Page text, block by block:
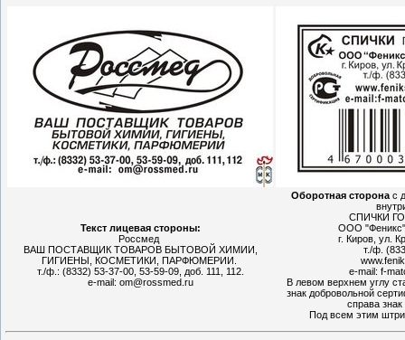
Текст лицевая стороны:
Россмед
ВАШ ПОСТАВЩИК ТОВАРОВ БЫТОВОЙ ХИМИИ,
ГИГИЕНЫ, КОСМЕТИКИ, ПАРФЮМЕРИИ.
т./ф.: (8332) 53-37-00, 53-59-09, доб. 111, 112.
e-mail: om@rossmed.ru
Оборотная сторона с
СПИЧКИ
ООО
г. Киров, ул.
т./ф.
e-mail: f-
В левом верхнем углу
знак добровольной
справа
Под всем этим